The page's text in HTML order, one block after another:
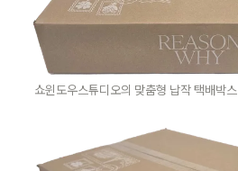
쇼윈도우스튜디오의 맞춤형 납작 택배박스